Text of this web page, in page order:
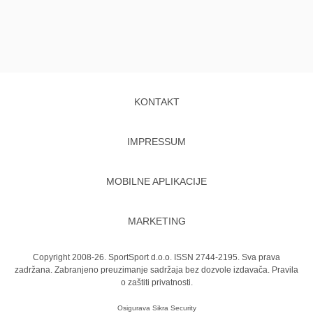
KONTAKT
IMPRESSUM
MOBILNE APLIKACIJE
MARKETING
Copyright 2008-26. SportSport d.o.o. ISSN 2744-2195. Sva prava
zadržana. Zabranjeno preuzimanje sadržaja bez dozvole izdavača. Pravila
o zaštiti privatnosti.
Osigurava Sikra Security